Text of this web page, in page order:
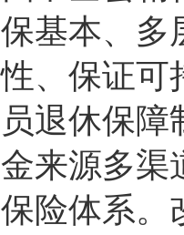
基本、
、保证
退休保
来源多
险体系